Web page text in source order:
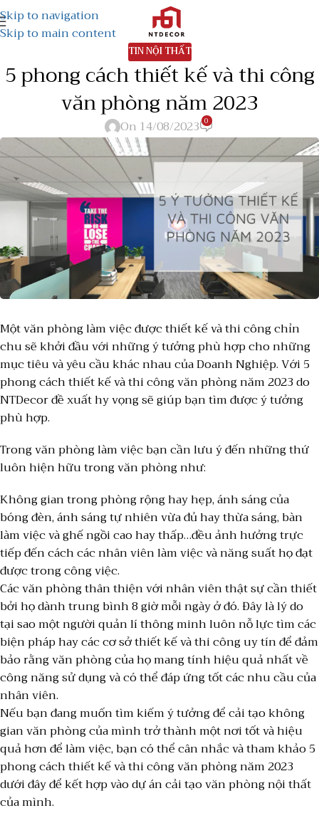
Skip to navigation
Skip to main content
TIN NỘI THẤT
5 phong cách thiết kế và thi công
văn phòng năm 2023
On 14/08/2023 0
Một văn phòng làm việc được thiết kế và thi công chỉn
chu sẽ khởi đầu với những ý tưởng phù hợp cho những
mục tiêu và yêu cầu khác nhau của Doanh Nghiệp. Với 5
phong cách thiết kế và thi công văn phòng năm 2023 do
NTDecor đề xuất hy vọng sẽ giúp bạn tìm được ý tưởng
phù hợp.
Trong văn phòng làm việc bạn cần lưu ý đến những thứ
luôn hiện hữu trong văn phòng như:
Không gian trong phòng rộng hay hẹp, ánh sáng của
bóng đèn, ánh sáng tự nhiên vừa đủ hay thừa sáng, bàn
làm việc và ghế ngồi cao hay thấp…đều ảnh hưởng trực
tiếp đến cách các nhân viên làm việc và năng suất họ đạt
được trong công việc.
Các văn phòng thân thiện với nhân viên thật sự cần thiết
bởi họ dành trung bình 8 giờ mỗi ngày ở đó. Đây là lý do
tại sao một người quản lí thông minh luôn nỗ lực tìm các
biện pháp hay các cơ sở thiết kế và thi công uy tín để đảm
bảo rằng văn phòng của họ mang tính hiệu quả nhất về
công năng sử dụng và có thể đáp ứng tốt các nhu cầu của
nhân viên.
Nếu bạn đang muốn tìm kiếm ý tưởng để cải tạo không
gian văn phòng của mình trở thành một nơi tốt và hiệu
quả hơn để làm việc, bạn có thể cân nhắc và tham khảo 5
phong cách thiết kế và thi công văn phòng năm 2023
dưới đây để kết hợp vào dự án cải tạo văn phòng nội thất
của mình.